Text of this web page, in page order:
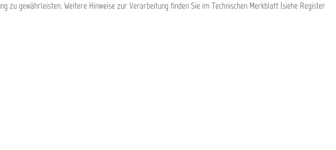
zu gewährleisten. Weitere Hinweise zur Verarbeitung finden Sie im Technischen Merkblatt (siehe Register